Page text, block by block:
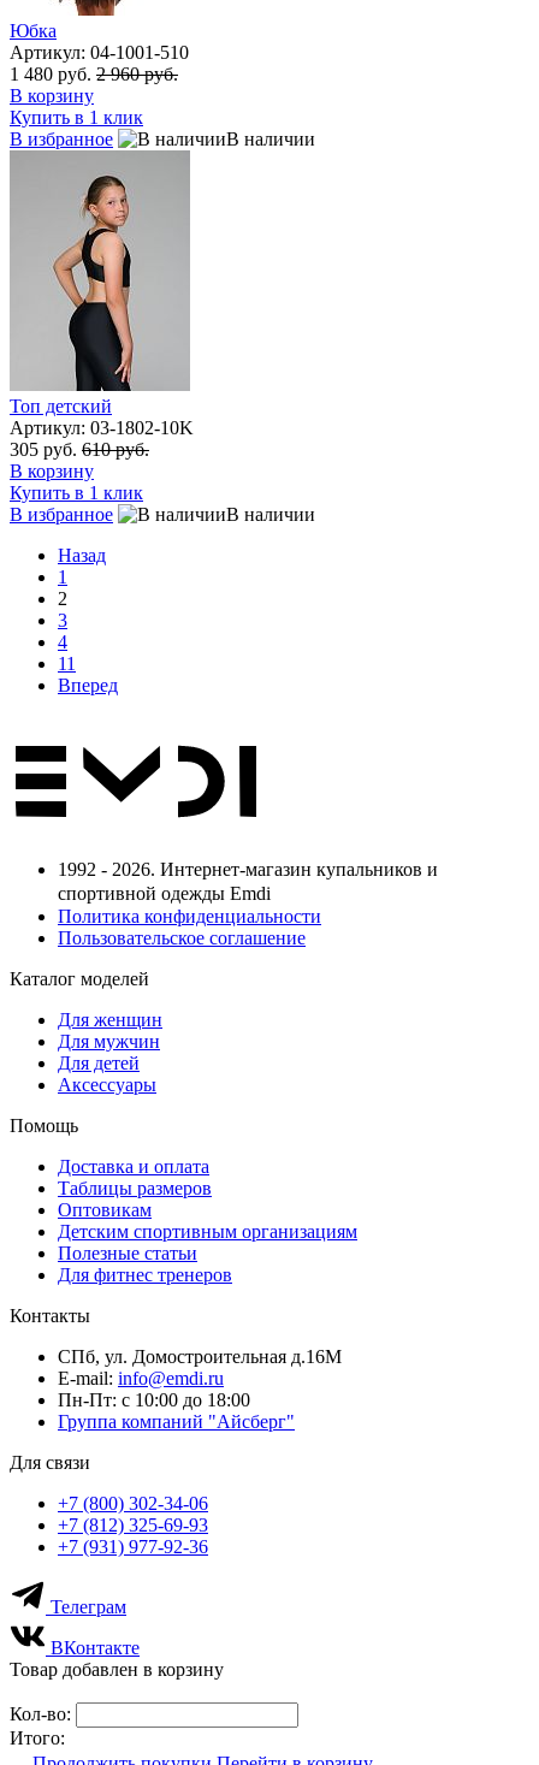
Юбка
Артикул: 04-1001-510
1 480 руб. 2 960 руб.
В корзину
Купить в 1 клик
В избранное
В наличии
Топ детский
Артикул: 03-1802-10K
305 руб. 610 руб.
В корзину
Купить в 1 клик
В избранное
В наличии
Назад
1
2
3
4
11
Вперед
1992 - 2026. Интернет-магазин купальников и
спортивной одежды Emdi
Политика конфиденциальности
Пользовательское соглашение
Каталог моделей
Для женщин
Для мужчин
Для детей
Аксессуары
Помощь
Доставка и оплата
Таблицы размеров
Оптовикам
Детским спортивным организациям
Полезные статьи
Для фитнес тренеров
Контакты
СПб, ул. Домостроительная д.16М
E-mail: info@emdi.ru
Пн-Пт: с 10:00 до 18:00
Группа компаний "Айсберг"
Для связи
+7 (800) 302-34-06
+7 (812) 325-69-93
+7 (931) 977-92-36
Телеграм
ВКонтакте
Товар добавлен в корзину
Кол-во:
Итого: